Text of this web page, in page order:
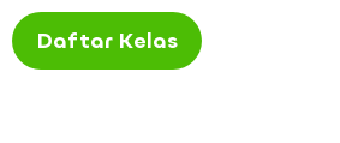
Daftar Kelas